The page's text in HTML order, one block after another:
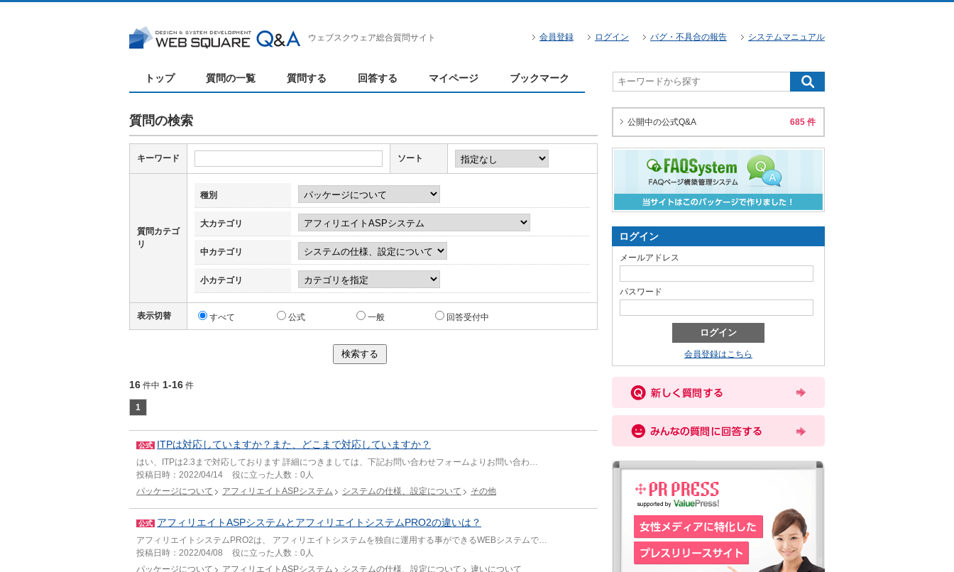
ウェブスクウェア総合質問サイト 会員登録 ログイン バグ・不具合の報告 システムマニュアル
トップ 質問の一覧 質問する 回答する マイページ ブックマーク
質問の検索
キーワード ソート
質問カテゴ
リ
種別
大カテゴリ
中カテゴリ
小カテゴリ
表示切替 すべて 公式 一般 回答受付中
16 件中 1-16 件
1
公式 ITPは対応していますか？また、どこまで対応していますか？
はい、ITPは2.3まで対応しております 詳細につきましては、下記お問い合わせフォームよりお問い合わ…
投稿日時： 2022/04/14 役に立った人数： 0人
パッケージについて
アフィリエイトASPシステム システムの仕様、設定について その他
公式 アフィリエイトASPシステムとアフィリエイトシステムPRO2の違いは？
アフィリエイトシステムPRO2は、 アフィリエイトシステムを独自に運用する事ができるWEBシステムで…
投稿日時： 2022/04/08 役に立った人数： 0人
パッケージについて
アフィリエイトASPシステム システムの仕様、設定について 違いについて
公開中の公式Q&A 685 件
ログイン
メールアドレス
パスワード
会員登録はこちら